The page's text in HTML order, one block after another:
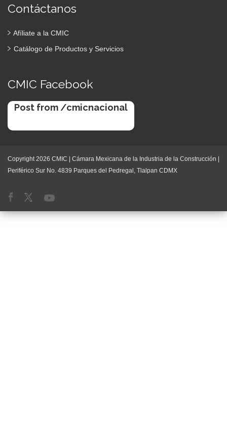
Contáctanos
Afíliate a la CMIC
Catálogo de Productos y Servicios
CMIC Facebook
Post from /cmicnacional
Copyright 2026 CMIC | Cámara Mexicana de la Industria de la Construcción |
Periférico Sur No. 4839 Parques del Pedregal, Tlalpan CDMX